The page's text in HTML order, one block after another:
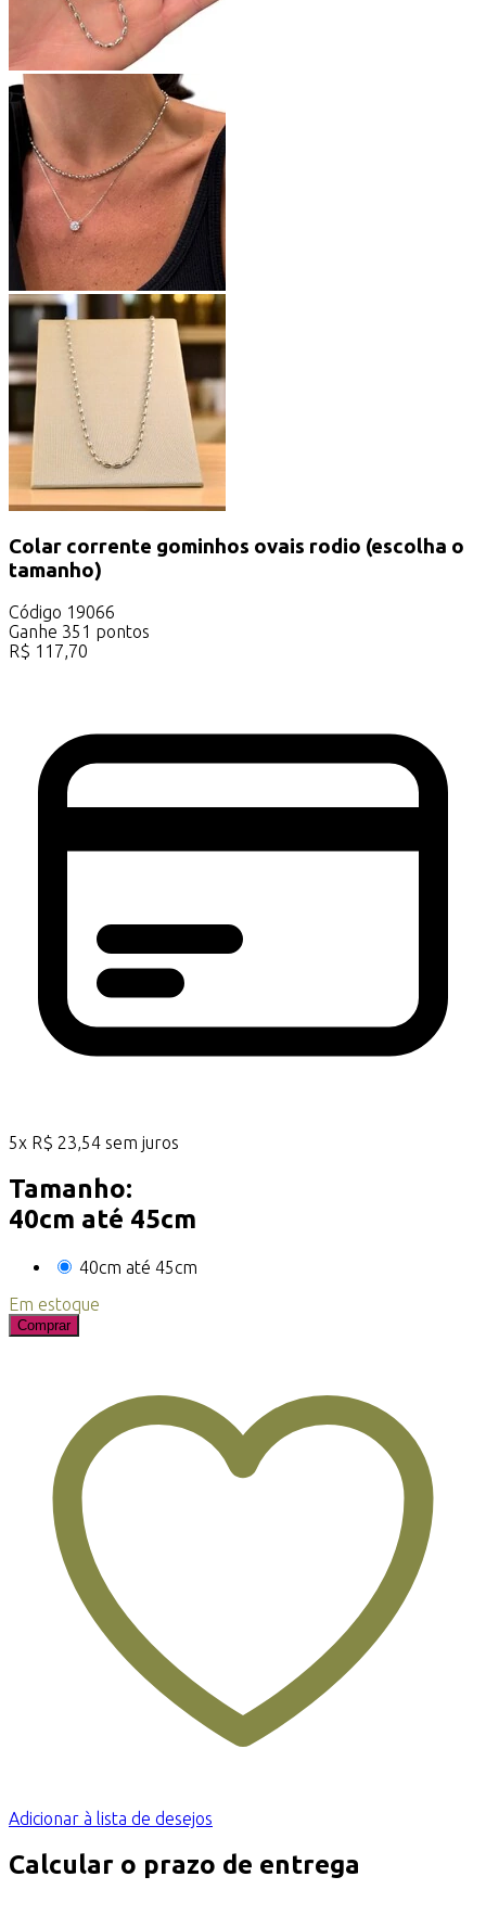
Colar corrente gominhos ovais rodio (escolha o
tamanho)
Código 19066
Ganhe 351 pontos
R$ 117,70
5x R$ 23,54 sem juros
Tamanho:
40cm até 45cm
40cm até 45cm
Em estoque
Comprar
Adicionar à lista de desejos
Calcular o prazo de entrega